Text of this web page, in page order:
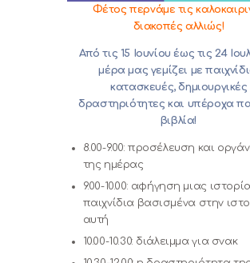
Φέτος περνάμε τις
διακοπές αλλιώς!
Από τις 15 Ιουνίου έως τις 24
μέρα μας γεμίζει με
κατασκευές, δημιουργικές
δραστηριότητες και υπέροχα
βιβλία!
8.00-9.00: προσέλευση και
της ημέρας
9.00-10.00: αφήγηση μιας
παιχνίδια βασισμένα στην
αυτή
10.00-10.30: διάλειμμα για σνακ